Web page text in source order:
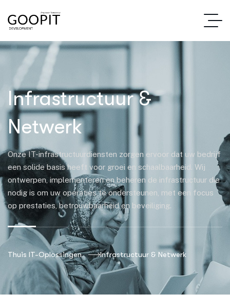
Infrastructuur &
Netwerk
Onze IT-infrastructuurdiensten zorgen ervoor dat uw bedrijf
een solide basis heeft voor groei en schaalbaarheid. Wij
ontwerpen, implementeren en beheren de infrastructuur die
nodig is om uw operaties te ondersteunen, met een focus
op prestaties, betrouwbaarheid en beveiliging.
Thuis IT-Oplossingen Infrastructuur & Netwerk